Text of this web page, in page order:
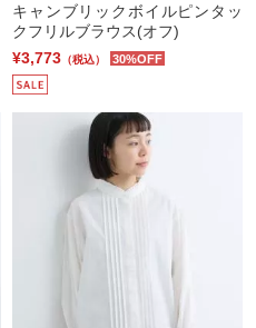
キャンブリックボイルピンタッ
クフリルブラウス(オフ)
¥3,773 （税込） 30%OFF